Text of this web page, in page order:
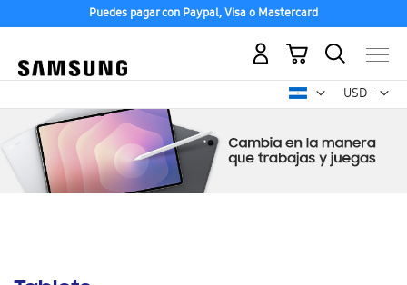
Puedes pagar con Paypal, Visa o Mastercard
USD -
dólar
Mi carrito